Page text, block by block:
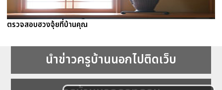
ตรวจสอบฮวงจุ้ยที่บ้านคุณ
นำข่าวครูบ้านนอกไปติดเว็บ